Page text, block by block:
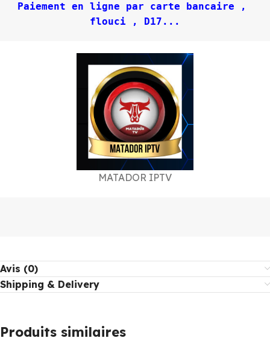
Paiement en ligne par carte bancaire ,
MATADOR IPTV
Avis (0)
Shipping & Delivery
Produits similaires